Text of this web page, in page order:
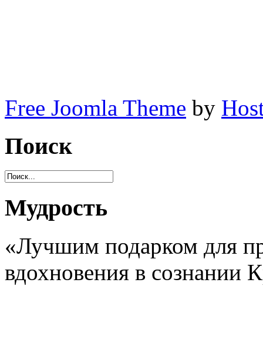
Free Joomla Theme by
Поиск
Мудрость
«Лучшим подарком для
вдохновения в сознании